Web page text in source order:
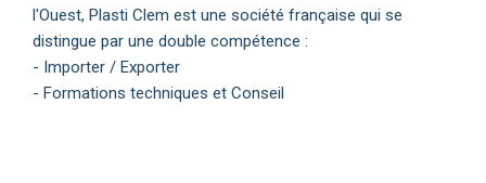
l'Ouest, Plasti Clem est une société française qui se
distingue par une double compétence :
- Importer / Exporter
- Formations techniques et Conseil